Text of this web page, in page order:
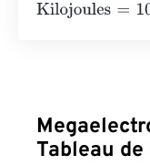
Kilojoules=10
Tableau